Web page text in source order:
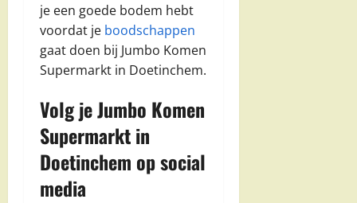
je een goede bodem hebt
voordat je boodschappen
gaat doen bij Jumbo Komen
Supermarkt in Doetinchem.
Volg je Jumbo Komen
Supermarkt in
Doetinchem op social
media